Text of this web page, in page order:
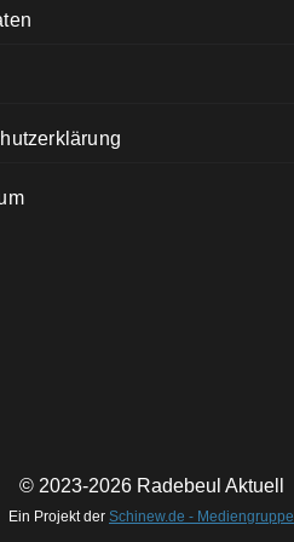
© 2023-2026 Radebeul Aktuell
Ein Projekt der Schinew.de - Mediengruppe